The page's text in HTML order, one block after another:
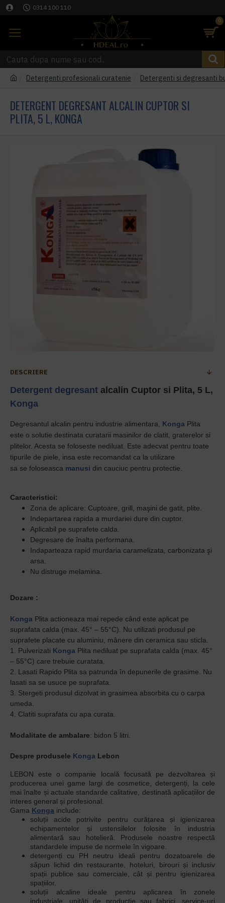
0314 100 110
0
Detergenti profesionali curatenie Detergenti si degresanti
DETERGENT DEGRESANT ALCALIN CUPTOR SI
PLITA, 5 L, KONGA
DESCRIERE
Detergent degresant alcalin Cuptor si Plita, 5 L,
Konga
Degresantul alcalin pentru industrie alimentara, Konga Plita
este o solutie destinata curatarii masinilor de clatit, graterelor si
plitelor. Acesta se foloseste nediluat. Este adecvat pentru toate
tipurile de piele, insa este recomandat ca la utilizare
sa se foloseasca manusi din cauciuc pentru protectie.
Caracteristici:
Zona de aplicare: Cuptoare, grill, maşini de gatit, plite.
Indepartarea rapida a murdariei dure din cuptor.
Aplicabil pe suprafete calda.
Degresare de înalta performana.
Indaparteaza rapid murdaria caramelizata, carbonizata şi
arsa.
Nu distruge melamina.
Dozare :
Konga Plita actioneaza mai repede când este aplicat pe
suprafata calda (max. 45° – 55°C). Nu utilizati produsul pe
suprafete placate cu aluminiu, mânere din ceramica sau sticla.
1. Pulverizati Konga Plita nediluat pe suprafata calda (max. 45°
– 55°C) care trebuie curatata.
2. Lasati Rapido Plita sa patrunda în depunerile de grasime. Nu
lasati sa se usuce pe suprafata.
3. Stergeti produsul dizolvat in grasimea absorbita cu o carpa
umeda.
4. Clatiti suprafata cu apa curata.
Modalitate de ambalare: bidon 5 litri.
Despre produsele Konga Lebon
LEBON este o companie locală focusată pe dezvoltarea și
producerea unei game largi de cosmetice, detergenți, la cele
mai înalte și actuale standarde calitative, destinată aplicațiilor de
interes general și profesional.
Gama Konga include:
soluții acide potrivite pentru curățarea și igienizarea
echipamentelor și ustensilelor folosite în industria
alimentară sau hotelieră. Produsele noastre respectă
standardele impuse de normele în vigoare.
detergenți cu PH neutru ideali pentru dozatoarele de
săpun lichid din restaurante, hoteluri, birouri și inclusiv
spații publice sau comerciale, cât și pentru igienizarea
spațiilor.
soluții alcaline ideale pentru aplicarea în zonele
industriale, unități de producție sau fabrici, service-uri